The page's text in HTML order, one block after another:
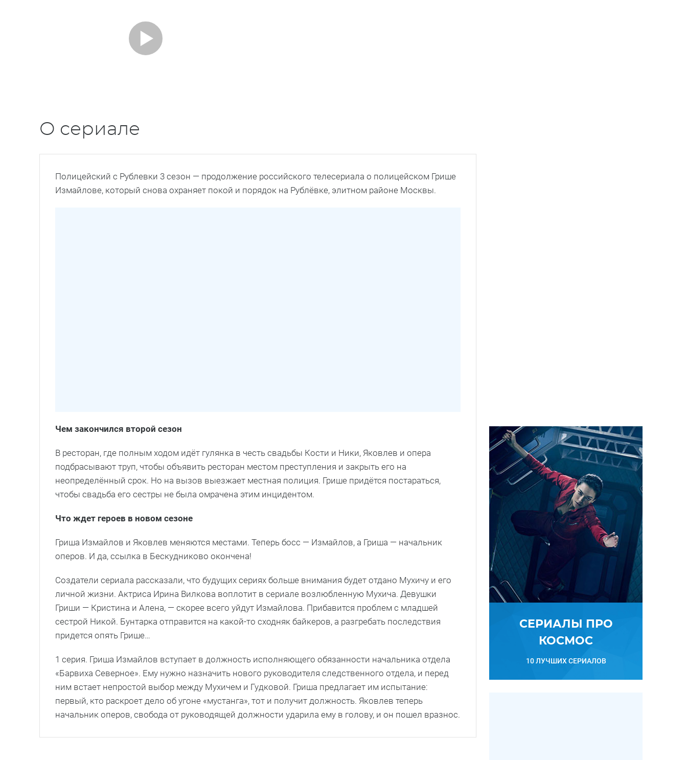
О сериале
Полицейский с Рублевки 3 сезон — продолжение российского телесериала о полицейском Грише
Измайлове, который снова охраняет покой и порядок на Рублёвке, элитном районе Москвы.
Чем закончился второй сезон
В ресторан, где полным ходом идёт гулянка в честь свадьбы Кости и Ники, Яковлев и опера
подбрасывают труп, чтобы объявить ресторан местом преступления и закрыть его на
неопределённый срок. Но на вызов выезжает местная полиция. Грише придётся постараться,
чтобы свадьба его сестры не была омрачена этим инцидентом.
Что ждет героев в новом сезоне
Гриша Измайлов и Яковлев меняются местами. Теперь босс — Измайлов, а Гриша — начальник
оперов. И да, ссылка в Бескудниково окончена!
Создатели сериала рассказали, что будущих сериях больше внимания будет отдано Мухичу и его
личной жизни. Актриса Ирина Вилкова воплотит в сериале возлюбленную Мухича. Девушки
Гриши — Кристина и Алена, — скорее всего уйдут Измайлова. Прибавится проблем с младшей
сестрой Никой. Бунтарка отправится на какой-то сходняк байкеров, а разгребать последствия
придется опять Грише…
1 серия. Гриша Измайлов вступает в должность исполняющего обязанности начальника отдела
«Барвиха Северное». Ему нужно назначить нового руководителя следственного отдела, и перед
ним встает непростой выбор между Мухичем и Гудковой. Гриша предлагает им испытание:
первый, кто раскроет дело об угоне «мустанга», тот и получит должность. Яковлев теперь
начальник оперов, свобода от руководящей должности ударила ему в голову, и он пошел вразнос.
СЕРИАЛЫ ПРО
КОСМОС
10 ЛУЧШИХ СЕРИАЛОВ